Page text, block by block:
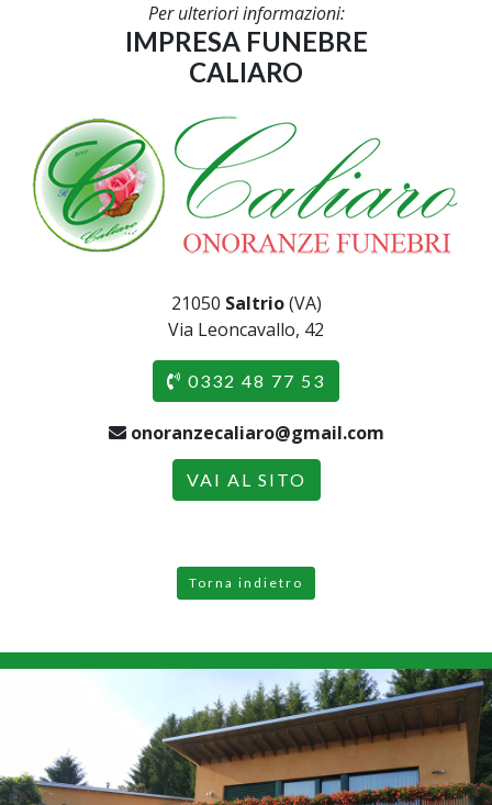
Per ulteriori informazioni:
IMPRESA FUNEBRE
CALIARO
21050 Saltrio(VA)
Via Leoncavallo, 42
0332 48 77 53
onoranzecaliaro@gmail.com
VAI AL SITO
Torna indietro